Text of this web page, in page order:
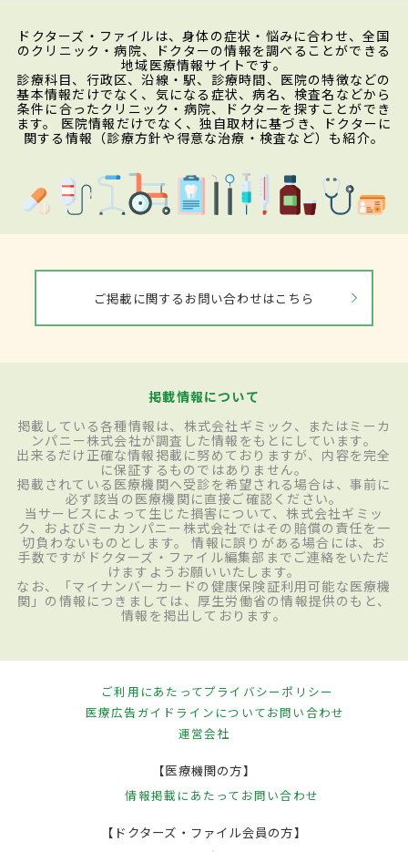
ドクターズ・ファイルは、身体の症状・悩みに合わせ、全国
のクリニック・病院、ドクターの情報を調べることができる
地域医療情報サイトです。
診療科目、行政区、沿線・駅、診療時間、医院の特徴などの
基本情報だけでなく、気になる症状、病名、検査名などから
条件に合ったクリニック・病院、ドクターを探すことができ
ます。 医院情報だけでなく、独自取材に基づき、ドクターに
関する情報（診療方針や得意な治療・検査など）も紹介。
ご掲載に関するお問い合わせはこちら
掲載情報について
掲載している各種情報は、株式会社ギミック、またはミーカ
ンパニー株式会社が調査した情報をもとにしています。
出来るだけ正確な情報掲載に努めておりますが、内容を完全
に保証するものではありません。
掲載されている医療機関へ受診を希望される場合は、事前に
必ず該当の医療機関に直接ご確認ください。
当サービスによって生じた損害について、株式会社ギミッ
ク、およびミーカンパニー株式会社ではその賠償の責任を一
切負わないものとします。 情報に誤りがある場合には、お
手数ですがドクターズ・ファイル編集部までご連絡をいただ
けますようお願いいたします。
なお、「マイナンバーカードの健康保険証利用可能な医療機
関」の情報につきましては、厚生労働省の情報提供のもと、
情報を掲出しております。
ご利用にあたってプライバシーポリシー
医療広告ガイドラインについてお問い合わせ
運営会社
【医療機関の方】
情報掲載にあたって お問い合わせ
【ドクターズ・ファイル会員の方】